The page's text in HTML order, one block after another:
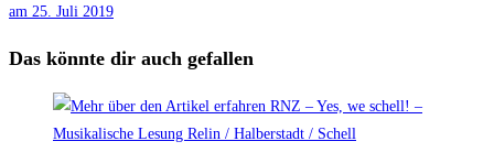
am 25. Juli 2019
Das könnte dir auch gefallen